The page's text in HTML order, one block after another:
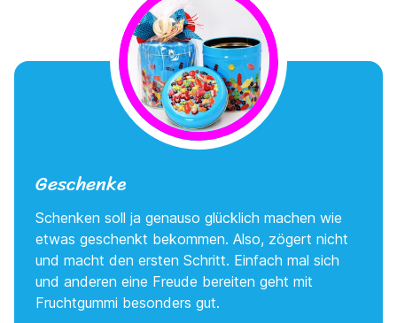
Geschenke
Schenken soll ja genauso glücklich machen wie
etwas geschenkt bekommen. Also, zögert nicht
und macht den ersten Schritt. Einfach mal sich
und anderen eine Freude bereiten geht mit
Fruchtgummi besonders gut.